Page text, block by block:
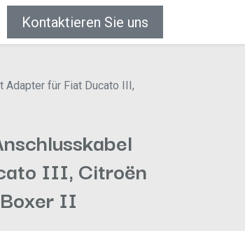
Kontaktieren Sie uns
Adapter für Fiat Ducato III,
III, Citroën
II